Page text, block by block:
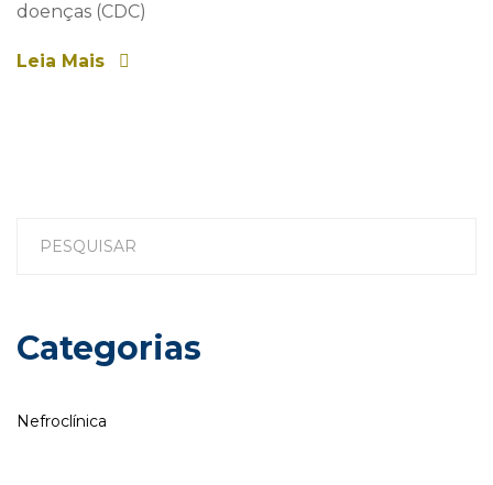
doenças (CDC)
Leia Mais
Categorias
Nefroclínica